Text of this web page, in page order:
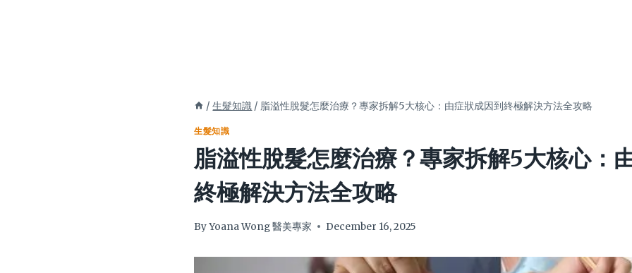
/ 生髮知識 / 脂溢性脫髮怎麼治療？專家拆解5大核心：由症狀成因到終極解決方法全攻略
生髮知識
脂溢性脫髮怎麼治療？專家拆解5大核心：
終極解決方法全攻略
ByYoana Wong 醫美專家 December 16, 2025